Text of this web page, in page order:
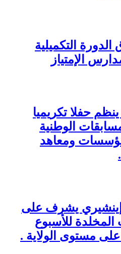
التكميلية
الإمتياز
حفلا تكريميا
الوطنية
ومعاهد
يشرف على
المخلدة للأسبوع
مستوى الولاية .